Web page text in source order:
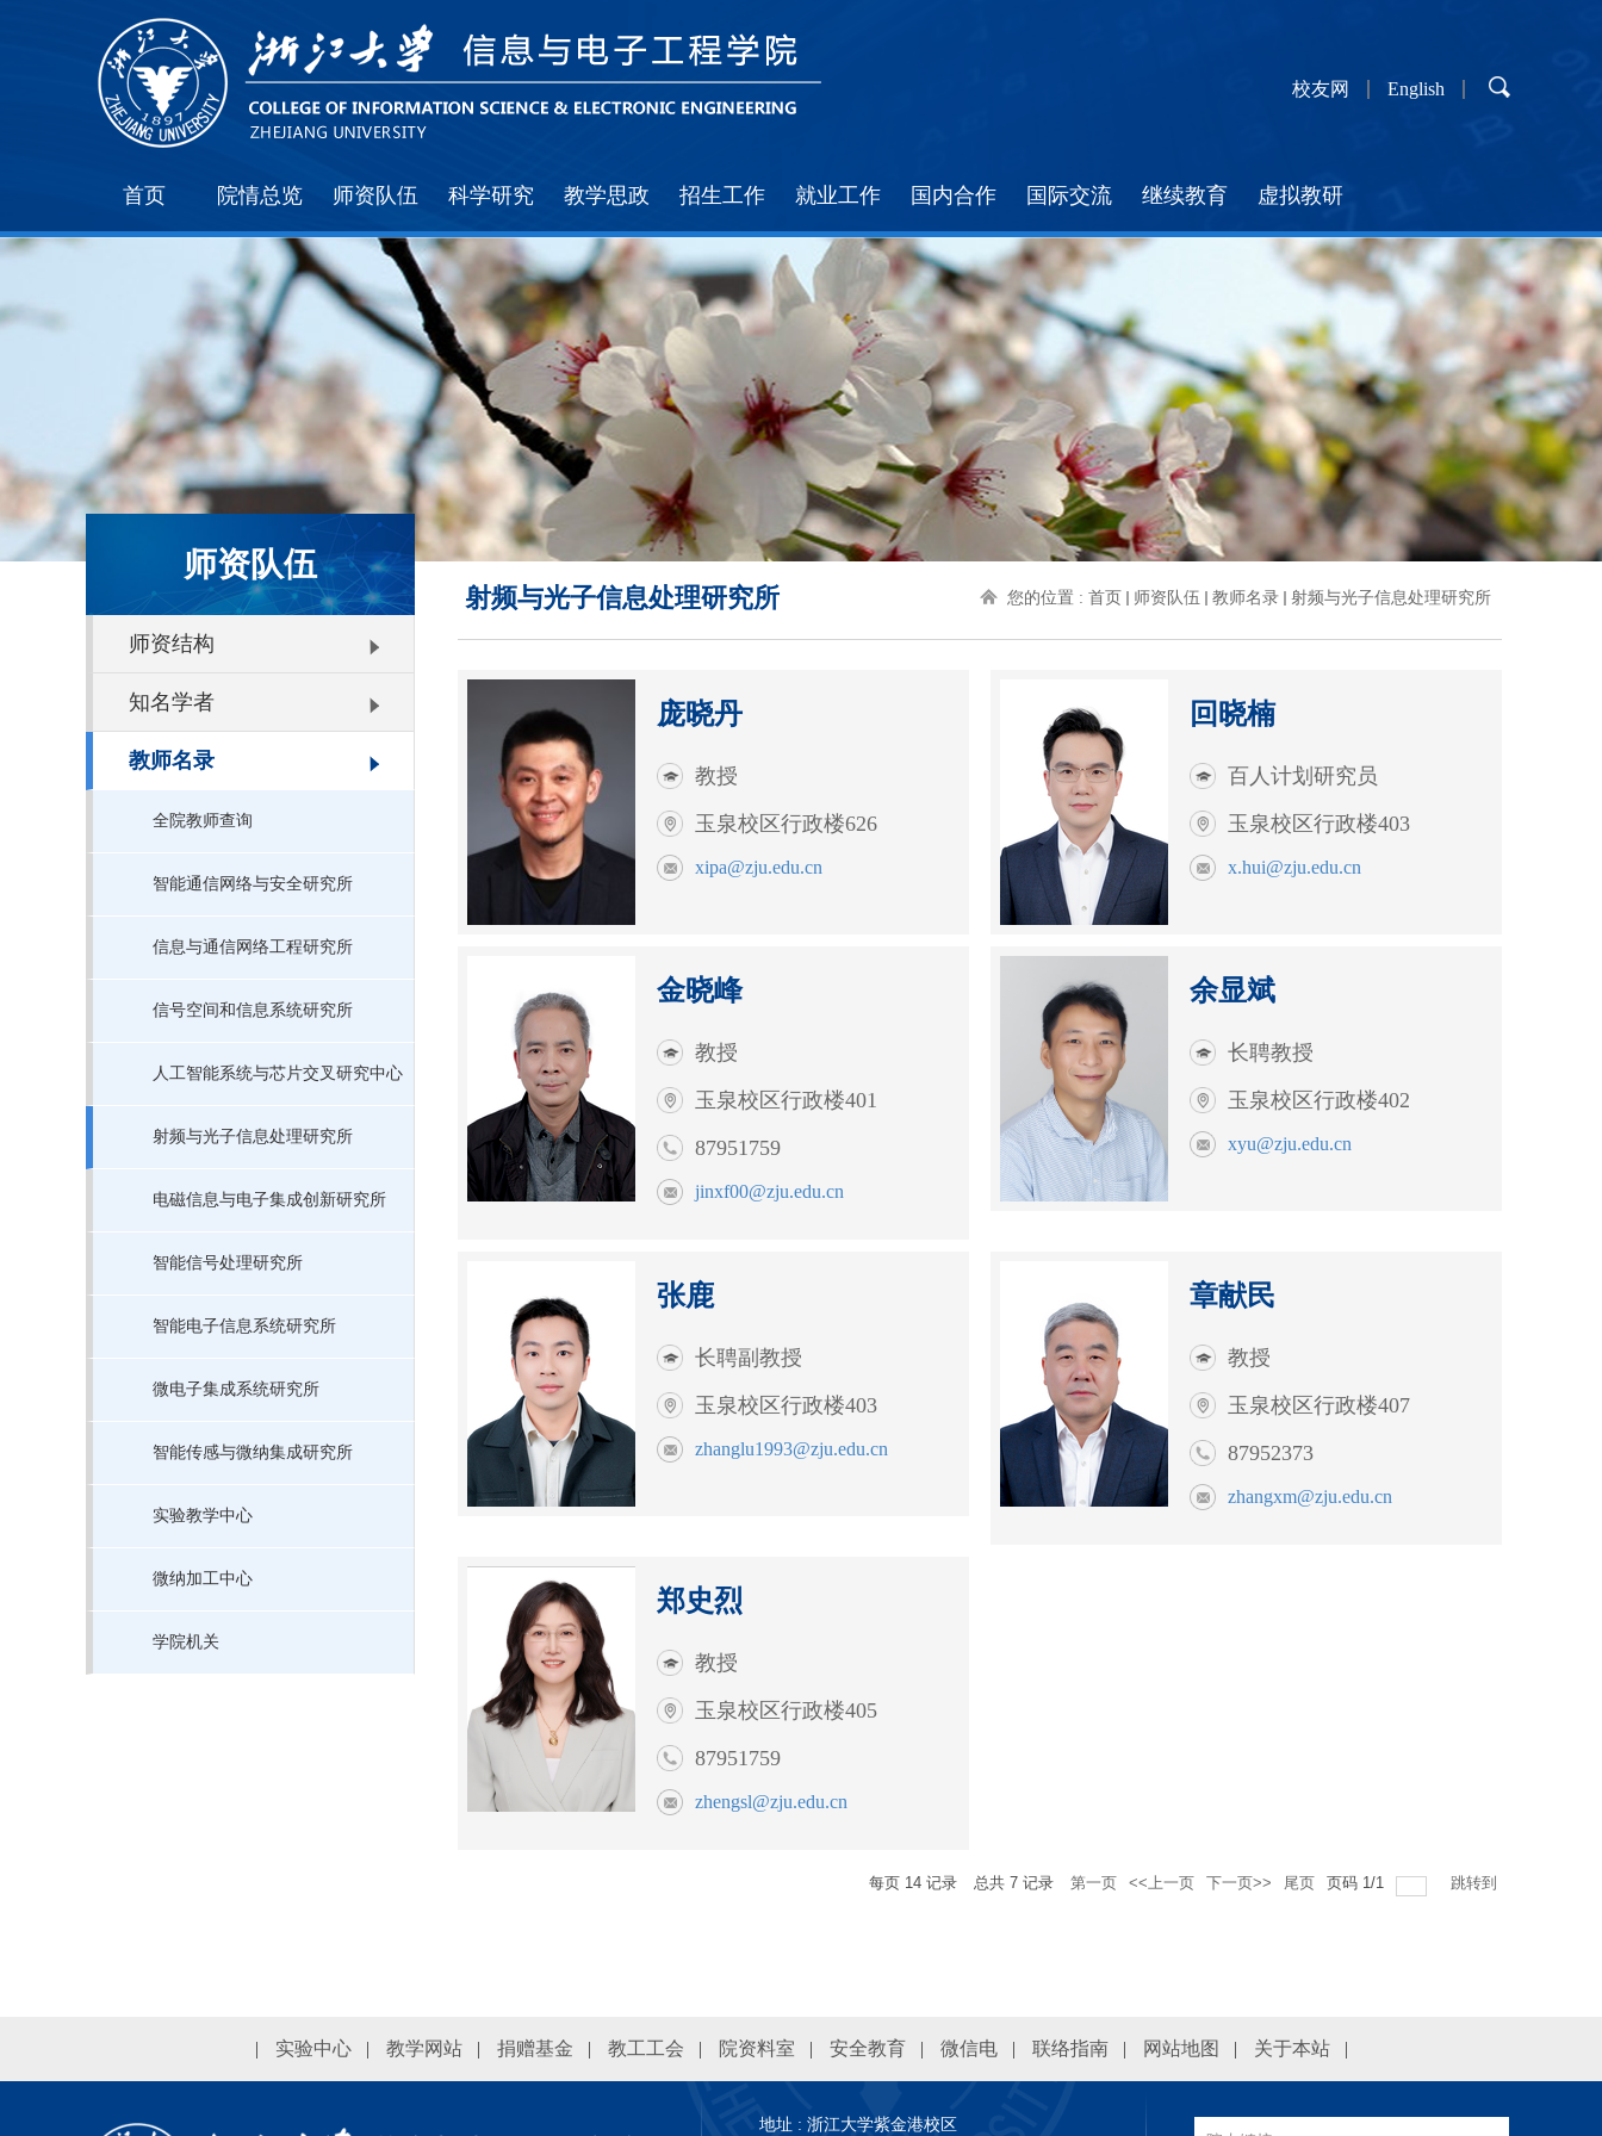
校友网 English
首页 院情总览 师资队伍 科学研究 教学思政 招生工作 就业工作 国内合作 国际交流 继续教育 虚拟教研
师资队伍
师资结构
知名学者
教师名录
全院教师查询
智能通信网络与安全研究所
信息与通信网络工程研究所
信号空间和信息系统研究所
人工智能系统与芯片交叉研究中心
射频与光子信息处理研究所
电磁信息与电子集成创新研究所
智能信号处理研究所
智能电子信息系统研究所
微电子集成系统研究所
智能传感与微纳集成研究所
实验教学中心
微纳加工中心
学院机关
射频与光子信息处理研究所 您的位置 : 首页 师资队伍 教师名录 射频与光子信息处理研究所
庞晓丹
教授
玉泉校区行政楼626
xipa@zju.edu.cn
回晓楠
百人计划研究员
玉泉校区行政楼403
x.hui@zju.edu.cn
金晓峰
教授
玉泉校区行政楼401
87951759
jinxf00@zju.edu.cn
余显斌
长聘教授
玉泉校区行政楼402
xyu@zju.edu.cn
张鹿
长聘副教授
玉泉校区行政楼403
zhanglu1993@zju.edu.cn
章献民
教授
玉泉校区行政楼407
87952373
zhangxm@zju.edu.cn
郑史烈
教授
玉泉校区行政楼405
87951759
zhengsl@zju.edu.cn
每页 14 记录 总共 7 记录 第一页 <<上一页 下一页>> 尾页 页码 1/1 跳转到
| 实验中心 | 教学网站 | 捐赠基金 | 教工工会 | 院资料室 | 安全教育 | 微信电 | 联络指南 | 网站地图 | 关于本站 |
地址 : 浙江大学紫金港校区